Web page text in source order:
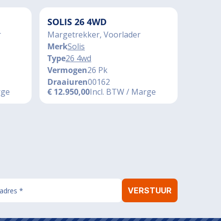
SOLIS 26 4WD
Margetrekker, Voorlader
MerkSolis
Type26 4wd
Vermogen26 Pk
Draaiuren00162
€ 12.950,00Incl. BTW / Marge